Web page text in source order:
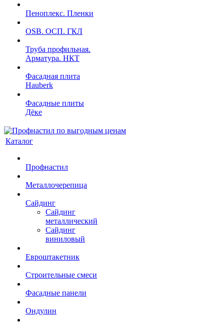
Пеноплекс. Пленки
OSB. ОСП. ГКЛ
Труба профильная.
Арматура. НКТ
Фасадная плита
Hauberk
Фасадные плиты
Дёке
Каталог
Профнастил
Металлочерепица
Сайдинг
Сайдинг
металлический
Сайдинг
виниловый
Евроштакетник
Строительные смеси
Фасадные панели
Ондулин